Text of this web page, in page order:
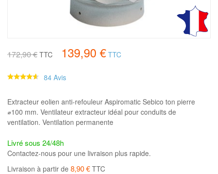
fffff
172,90 € TTC 139,90 € TTC
84 Avis
Extracteur eolien anti-refouleur Aspiromatic Sebico ton pierre
⌀100 mm. Ventilateur extracteur idéal pour conduits de
ventilation. Ventilation permanente
Livré sous 24/48h
Contactez-nous pour une livraison plus rapide.
Livraison à partir de 8,90 € TTC